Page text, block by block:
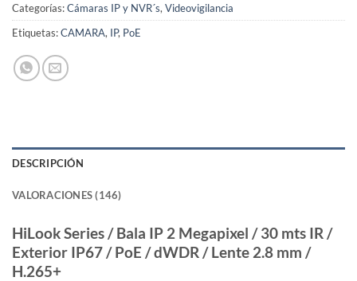
Categorías:Cámaras IP y NVR´s, Videovigilancia
Etiquetas:CAMARA, IP, PoE
DESCRIPCIÓN
VALORACIONES (146)
HiLook Series / Bala IP 2 Megapixel / 30 mts IR /
Exterior IP67 / PoE / dWDR / Lente 2.8 mm /
H.265+